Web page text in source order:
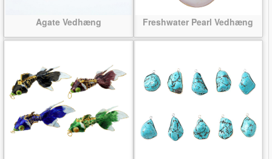
Agate Vedhæng Freshwater Pearl Vedhæng